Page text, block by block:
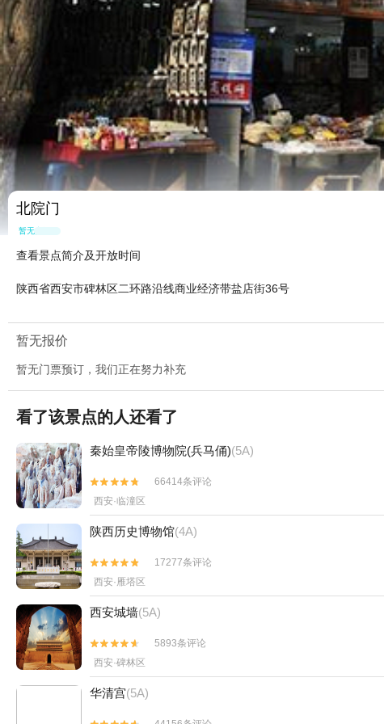
北院门
暂无点评
查看景点简介及开放时间
陕西省西安市碑林区二环路沿线商业经济带盐店街36号
暂无报价
暂无门票预订，我们正在努力补充
看了该景点的人还看了
秦始皇帝陵博物院(兵马俑)(5A)


66414条评论
西安·临潼区
陕西历史博物馆(4A)


17277条评论
西安·雁塔区
西安城墙(5A)


5893条评论
西安·碑林区
华清宫(5A)